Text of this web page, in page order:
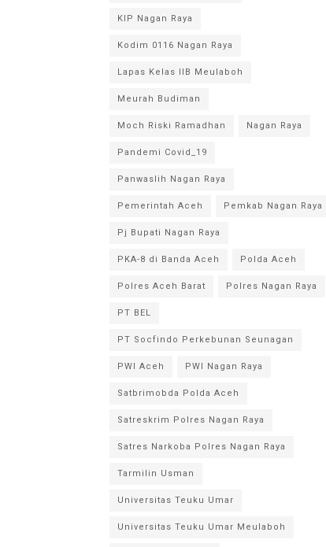
KIP Nagan Raya
Kodim 0116 Nagan Raya
Lapas Kelas IIB Meulaboh
Meurah Budiman
Moch Riski Ramadhan Nagan Raya
Pandemi Covid_19
Panwaslih Nagan Raya
Pemerintah Aceh Pemkab Nagan Raya
Pj Bupati Nagan Raya
PKA-8 di Banda Aceh Polda Aceh
Polres Aceh Barat Polres Nagan Raya
PT BEL
PT Socfindo Perkebunan Seunagan
PWI Aceh PWI Nagan Raya
Satbrimobda Polda Aceh
Satreskrim Polres Nagan Raya
Satres Narkoba Polres Nagan Raya
Tarmilin Usman
Universitas Teuku Umar
Universitas Teuku Umar Meulaboh